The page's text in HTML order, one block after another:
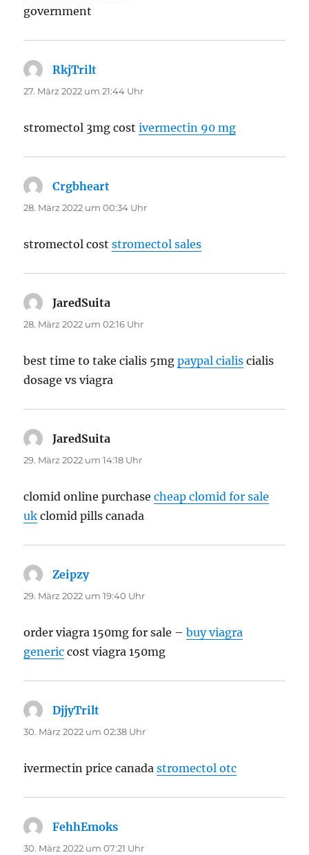
government
RkjTrilt
27. März 2022 um 21:44 Uhr
stromectol 3mg costivermectin 90 mg
Crgbheart
28. März 2022 um 00:34 Uhr
stromectol coststromectol sales
JaredSuita
28. März 2022 um 02:16 Uhr
best time to take cialis 5mgpaypal cialis cialis
dosage vs viagra
JaredSuita
29. März 2022 um 14:18 Uhr
clomid online purchasecheap clomid for sale
uk clomid pills canada
Zeipzysagt:
29. März 2022 um 19:40 Uhr
order viagra 150mg for sale –buy viagra
generic cost viagra 150mg
DjjyTrilt
30. März 2022 um 02:38 Uhr
ivermectin price canadastromectol otc
FehhEmoks
30. März 2022 um 07:21 Uhr